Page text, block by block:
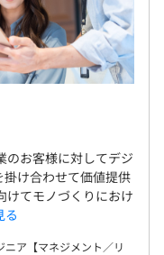
お客様に対してデジ
け合わせて価値提供
けてモノづくりにおけ
る
ア【マネジメント／リ